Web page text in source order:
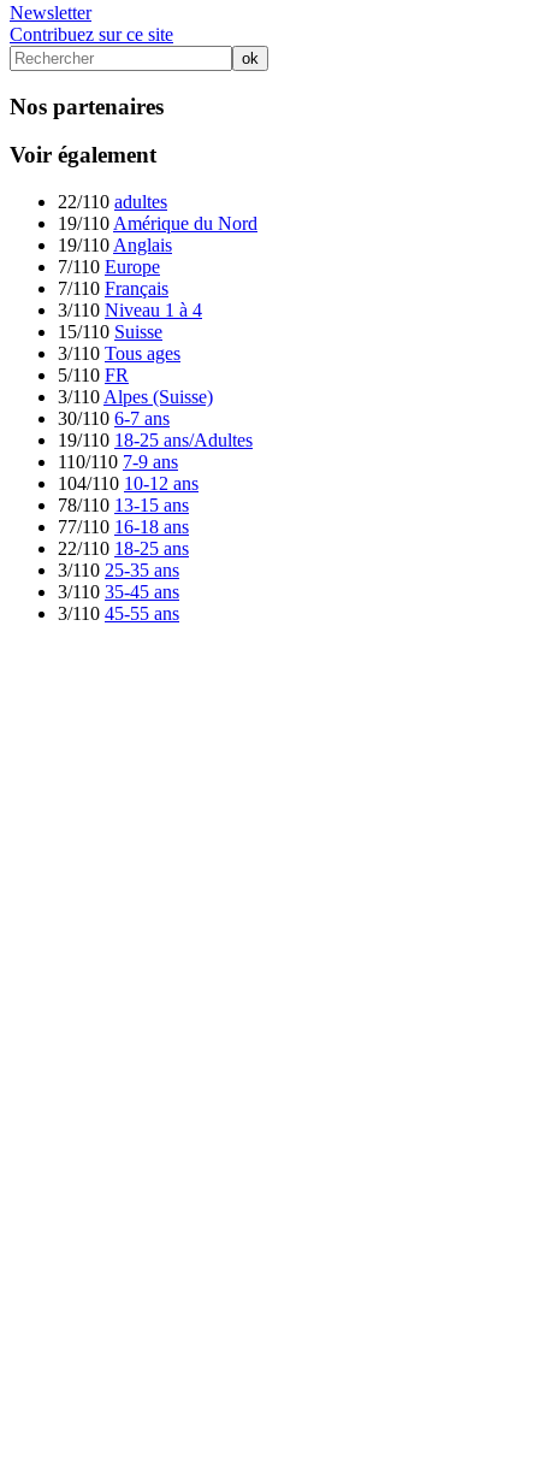
Newsletter
Contribuez sur ce site
Nos partenaires
Voir également
22/110 adultes
19/110 Amérique du Nord
19/110 Anglais
7/110 Europe
7/110 Français
3/110 Niveau 1 à 4
15/110 Suisse
3/110 Tous ages
5/110 FR
3/110 Alpes (Suisse)
30/110 6-7 ans
19/110 18-25 ans/Adultes
110/110 7-9 ans
104/110 10-12 ans
78/110 13-15 ans
77/110 16-18 ans
22/110 18-25 ans
3/110 25-35 ans
3/110 35-45 ans
3/110 45-55 ans